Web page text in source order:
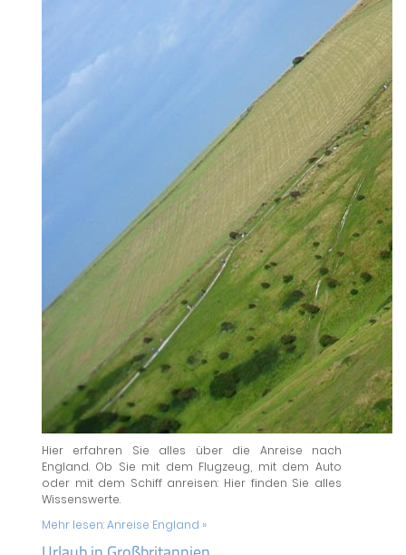
Hier erfahren Sie alles über die Anreise nach
England. Ob Sie mit dem Flugzeug, mit dem Auto
oder mit dem Schiff anreisen: Hier finden Sie alles
Wissenswerte.
Mehr lesen:Anreise England »